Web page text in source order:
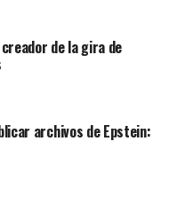
de la gira de
archivos de Epstein: